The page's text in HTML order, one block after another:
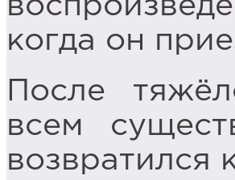
когда он
После
всем
возвратился